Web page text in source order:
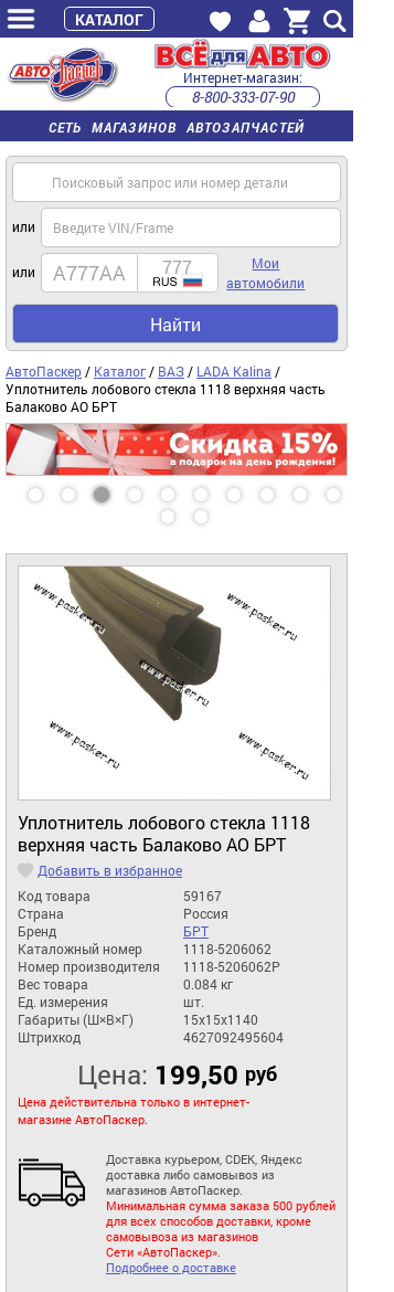
СЕТЬ МАГАЗИНОВ АВТОЗАПЧАСТЕЙ
Интернет-магазин:
8-800-333-07-90
часы работы с 9:00 до 22:00 (пн-пт)
или
или
Мои
автомобили
Найти
АвтоПаскер / Каталог / ВАЗ / LADA Kalina /
Уплотнитель лобового стекла 1118 верхняя часть
Балаково АО БРТ
Уплотнитель лобового стекла 1118
верхняя часть Балаково АО БРТ
Добавить в избранное
Код товара
59167
Страна
Россия
Бренд
БРТ
Каталожный номер
1118-5206062
Номер производителя
1118-5206062Р
Вес товара
0.084 кг
Ед. измерения
шт.
Габариты (Ш×В×Г)
15x15x1140
Штрихкод
4627092495604
Цена: 199,50 руб
Цена действительна только в интернет-
магазине АвтоПаскер.
Доставка курьером, CDEK, Яндекс
доставка либо самовывоз из
магазинов АвтоПаскер.
Минимальная сумма заказа 500 рублей
для всех способов доставки, кроме
самовывоза из магазинов
Сети «АвтоПаскер».
Подробнее о доставке
КАТАЛОГ